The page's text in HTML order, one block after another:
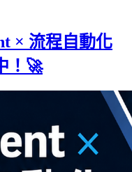
× 流程自動化
！🚀